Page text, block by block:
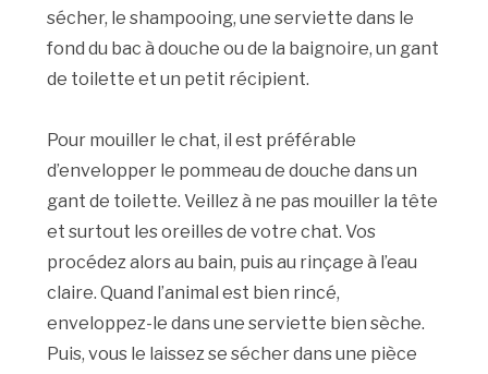
sécher, le shampooing, une serviette dans le
fond du bac à douche ou de la baignoire, un gant
de toilette et un petit récipient.
Pour mouiller le chat, il est préférable
d’envelopper le pommeau de douche dans un
gant de toilette. Veillez à ne pas mouiller la tête
et surtout les oreilles de votre chat. Vos
procédez alors au bain, puis au rinçage à l’eau
claire. Quand l’animal est bien rincé,
enveloppez-le dans une serviette bien sèche.
Puis, vous le laissez se sécher dans une pièce